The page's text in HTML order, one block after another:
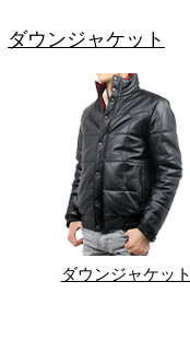
ダウンジャケット
ダウンジャケット